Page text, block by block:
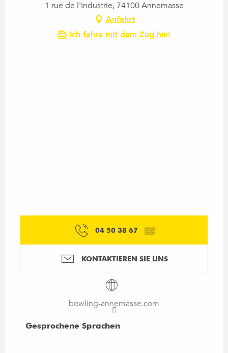
1 rue de l'Industrie, 74100 Annemasse
Anfahrt
Ich fahre mit dem Zug hin!
04 50 38 67 ▒▒
KONTAKTIEREN SIE UNS
bowling-annemasse.com
Gesprochene Sprachen
Gesprochene Sprachen